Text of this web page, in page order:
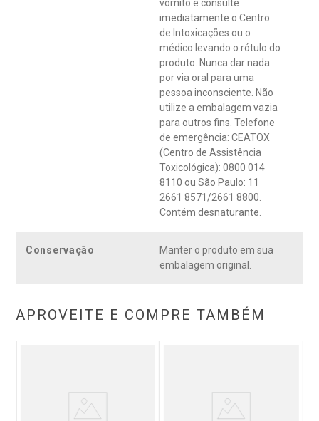
vômito e consulte
imediatamente o Centro
de Intoxicações ou o
médico levando o rótulo do
produto. Nunca dar nada
por via oral para uma
pessoa inconsciente. Não
utilize a embalagem vazia
para outros fins. Telefone
de emergência: CEATOX
(Centro de Assistência
Toxicológica): 0800 014
8110 ou São Paulo: 11
2661 8571/2661 8800.
Contém desnaturante.
Conservação
Manter o produto em sua
embalagem original.
APROVEITE E COMPRE TAMBÉM